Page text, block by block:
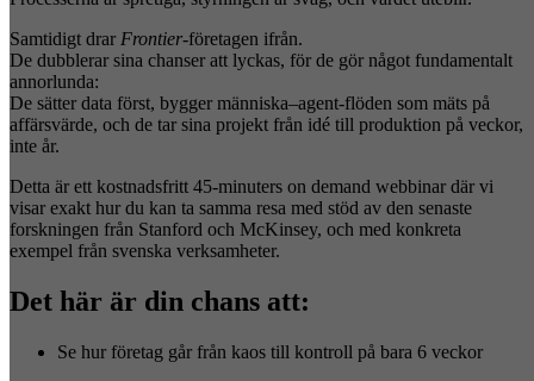
Samtidigt drar Frontier-företagen ifrån.
De dubblerar sina chanser att lyckas, för de gör något fundamentalt
annorlunda:
De sätter data först, bygger människa–agent-flöden som mäts på
affärsvärde, och de tar sina projekt från idé till produktion på veckor,
inte år.
Detta är ett kostnadsfritt 45-minuters on demand webbinar där vi
visar exakt hur du kan ta samma resa med stöd av den senaste
forskningen från Stanford och McKinsey, och med konkreta
exempel från svenska verksamheter.
Det här är din chans att:
Se hur företag går från kaos till kontroll på bara 6 veckor